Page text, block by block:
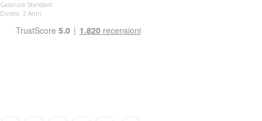
Garanzia Standard
Durata: 2 Anni